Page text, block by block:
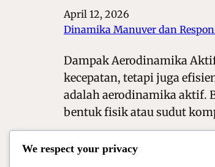
April 12, 2026
Dinamika Manuver dan
Dampak Aerodinamika
kecepatan, tetapi juga
adalah aerodinamika aktif.
bentuk fisik atau sudut
We respect your privacy